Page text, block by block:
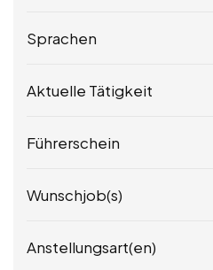
Sprachen
Aktuelle Tätigkeit
Führerschein
Wunschjob(s)
Anstellungsart(en)